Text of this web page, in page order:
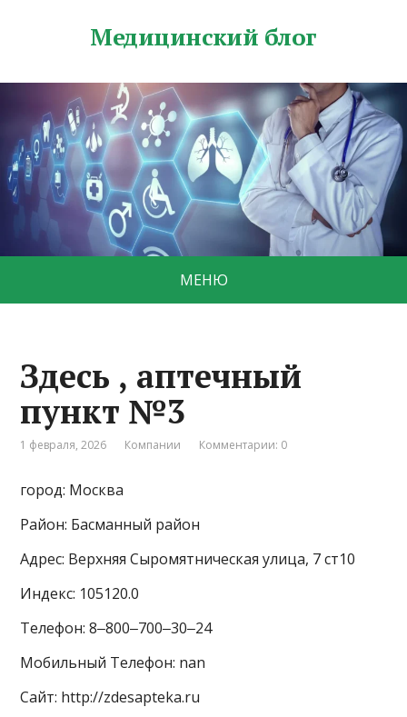
Медицинский блог
МЕНЮ
Здесь , аптечный
пункт №3
1 февраля, 2026 Компании Комментарии: 0
город: Москва
Район: Басманный район
Адрес: Верхняя Сыромятническая улица, 7 ст10
Индекс: 105120.0
Телефон: 8‒800‒700‒30‒24
Мобильный Телефон: nan
Сайт: http://zdesapteka.ru